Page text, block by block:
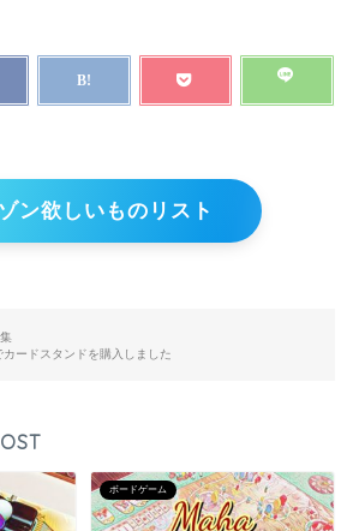
ン欲しいものリスト
ードスタンドを購入しました
ボードゲーム